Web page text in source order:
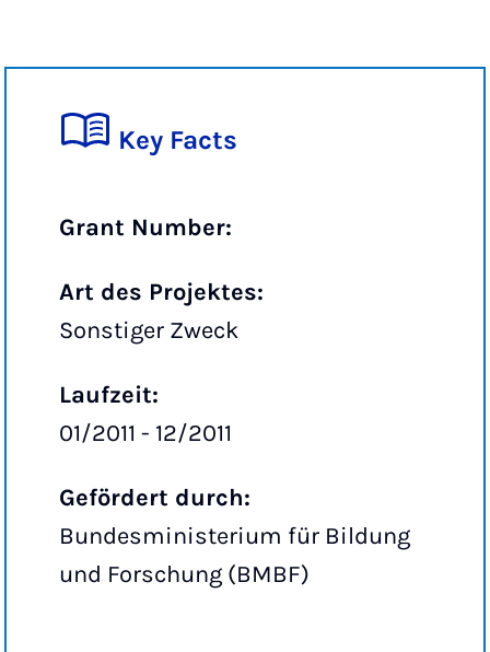
Key Facts
Grant Number:
Art des Projektes:
Sonstiger Zweck
Laufzeit:
01/2011 - 12/2011
Gefördert durch:
Bundesministerium für Bildung
und Forschung (BMBF)